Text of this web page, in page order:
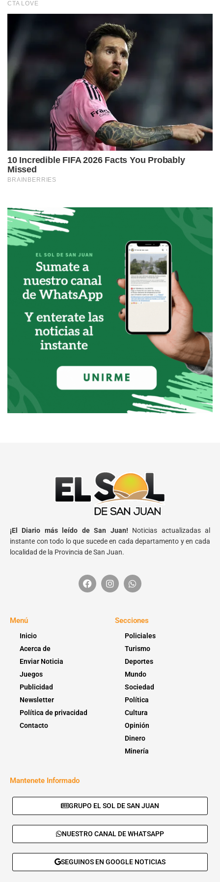
¡El Diario más leído de San Juan! Noticias actualizadas al
instante con todo lo que sucede en cada departamento y en cada
localidad de la Provincia de San Juan.
Menú
Inicio
Acerca de
Enviar Noticia
Juegos
Publicidad
Newsletter
Política de privacidad
Contacto
Secciones
Policiales
Turismo
Deportes
Mundo
Sociedad
Política
Cultura
Opinión
Dinero
Minería
Mantenete Informado
GRUPO EL SOL DE SAN JUAN
NUESTRO CANAL DE WHATSAPP
SEGUINOS EN GOOGLE NOTICIAS